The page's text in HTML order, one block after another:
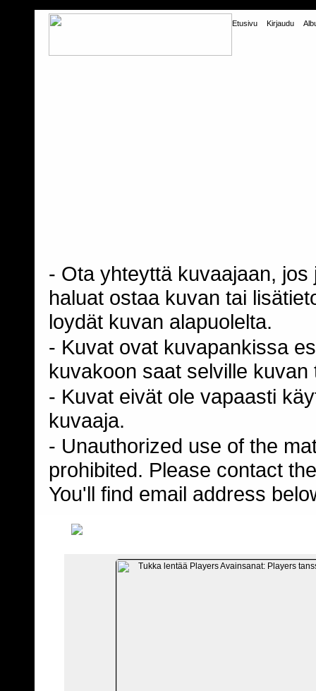
Etusivu Kirjaudu
- Ota yhteyttä kuvaajaan,
haluat ostaa kuvan tai
loydät kuvan alapuolelta.
- Kuvat ovat kuvapankissa
kuvakoon saat selville
- Kuvat eivät ole vapaasti
kuvaaja.
- Unauthorized use of the
prohibited. Please contact
You'll find email address